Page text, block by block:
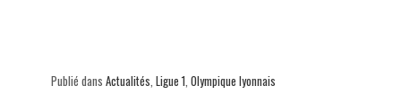
Publié dans Actualités Ligue 1 Olympique lyonnais